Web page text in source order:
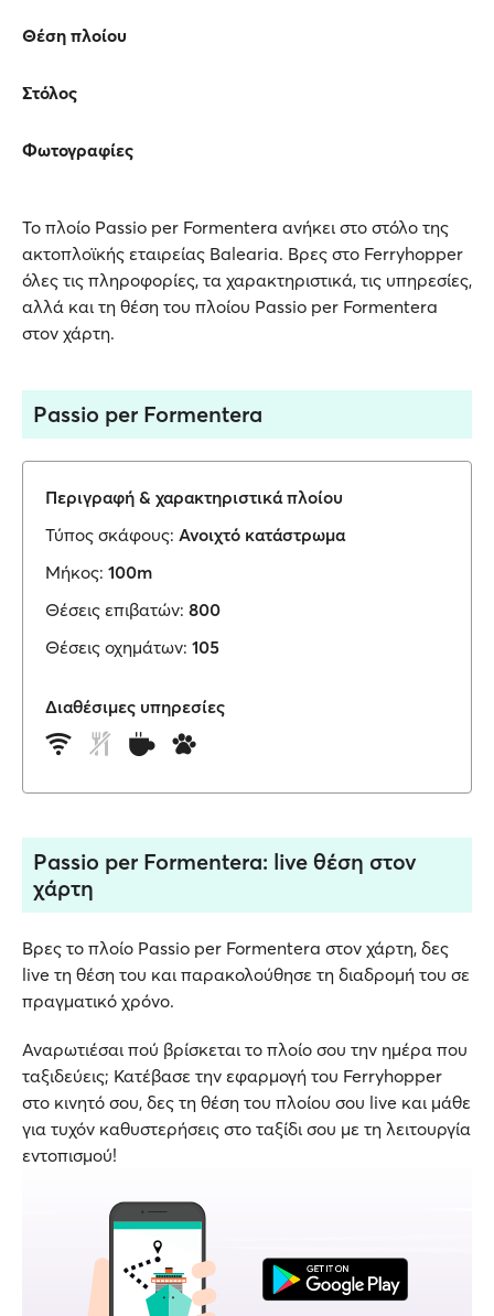
Θέση πλοίου
Στόλος
Φωτογραφίες
Το πλοίο Passio per Formentera ανήκει στο στόλο της
ακτοπλοϊκής εταιρείας Balearia. Βρες στο Ferryhopper
όλες τις πληροφορίες, τα χαρακτηριστικά, τις υπηρεσίες,
αλλά και τη θέση του πλοίου Passio per Formentera
στον χάρτη.
Passio per Formentera
Περιγραφή & χαρακτηριστικά πλοίου
Τύπος σκάφους: Ανοιχτό κατάστρωμα
Μήκος: 100m
Θέσεις επιβατών: 800
Θέσεις οχημάτων: 105
Διαθέσιμες υπηρεσίες
Passio per Formentera: live θέση στον
χάρτη
Βρες το πλοίο Passio per Formentera στον χάρτη, δες
live τη θέση του και παρακολούθησε τη διαδρομή του σε
πραγματικό χρόνο.
Αναρωτιέσαι πού βρίσκεται το πλοίο σου την ημέρα που
ταξιδεύεις; Κατέβασε την εφαρμογή του Ferryhopper
στο κινητό σου, δες τη θέση του πλοίου σου live και μάθε
για τυχόν καθυστερήσεις στο ταξίδι σου με τη λειτουργία
εντοπισμού!